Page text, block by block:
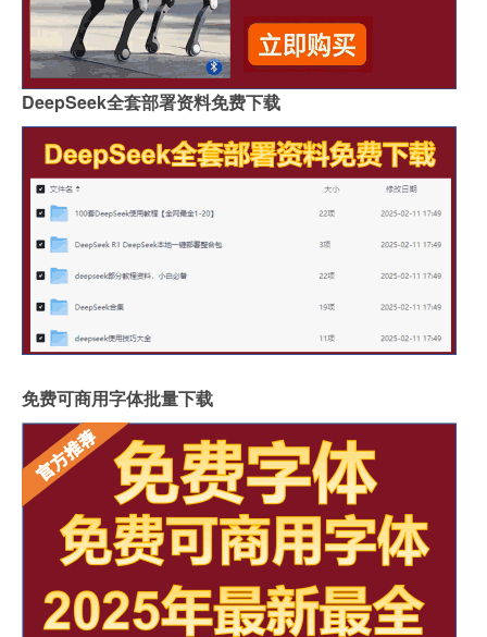
DeepSeek全套部署资料免费下载
免费可商用字体批量下载